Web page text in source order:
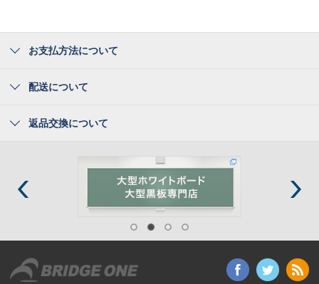
お支払方法について
配送について
返品交換について